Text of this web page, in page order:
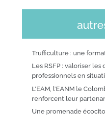
Trufficulture : une
Les RSFP : valoriser
professionnels en
L’EAM, l’EANM le
renforcent leur
Une promenade